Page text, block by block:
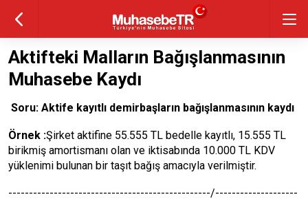
Aktifteki Malların Bağışlanmasının
Muhasebe Kaydı
Soru: Aktife kayıtlı demirbaşların bağışlanmasının kaydı
Örnek :Şirket aktifine 55.555 TL bedelle kayıtlı, 15.555 TL
birikmiş amortismanı olan ve iktisabında 10.000 TL KDV
yüklenimi bulunan bir taşıt bağış amacıyla verilmiştir.
-------------------------------------------------/--------------------